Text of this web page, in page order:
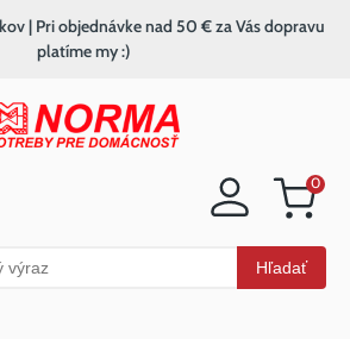
Nákupný
0
Hľadať
| Pri objednávke nad 50 € za Vás dopravu
platíme my :)